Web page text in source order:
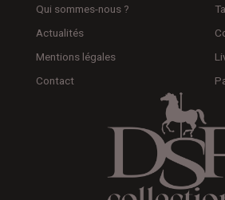
Qui sommes-nous ?
Actualités
Mentions légales
Contact